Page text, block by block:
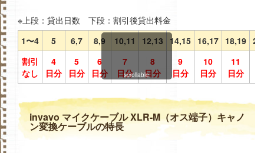
※上段：貸出日数 下段：割引後貸出料金
1〜4
5 6,7 8,9 10,11 12,13 14,15 16,17 18,19
割引
なし
4
日分
5
日分
6
日分
7
日分
8
日分
9
日分
10
日分
11
日分
scrollable
invavo マイクケーブル XLR-M（オス端子）キャノ
ン変換ケーブルの特長